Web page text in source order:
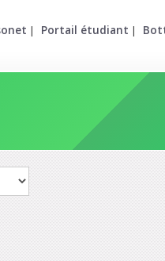
| Portail étudiant |